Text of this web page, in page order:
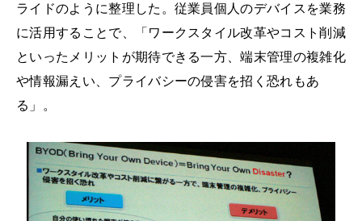
ライドのように整理した。従業員個人のデバイスを業務
に活用することで、「ワークスタイル改革やコスト削減
といったメリットが期待できる一方、端末管理の複雑化
や情報漏えい、プライバシーの侵害を招く恐れもあ
る」。